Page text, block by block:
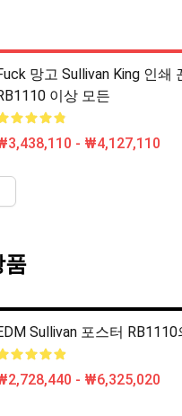
망고 Sullivan King 인쇄
이상 모든
- ₩4,127,110
품
Sullivan 포스터
- ₩6,325,020